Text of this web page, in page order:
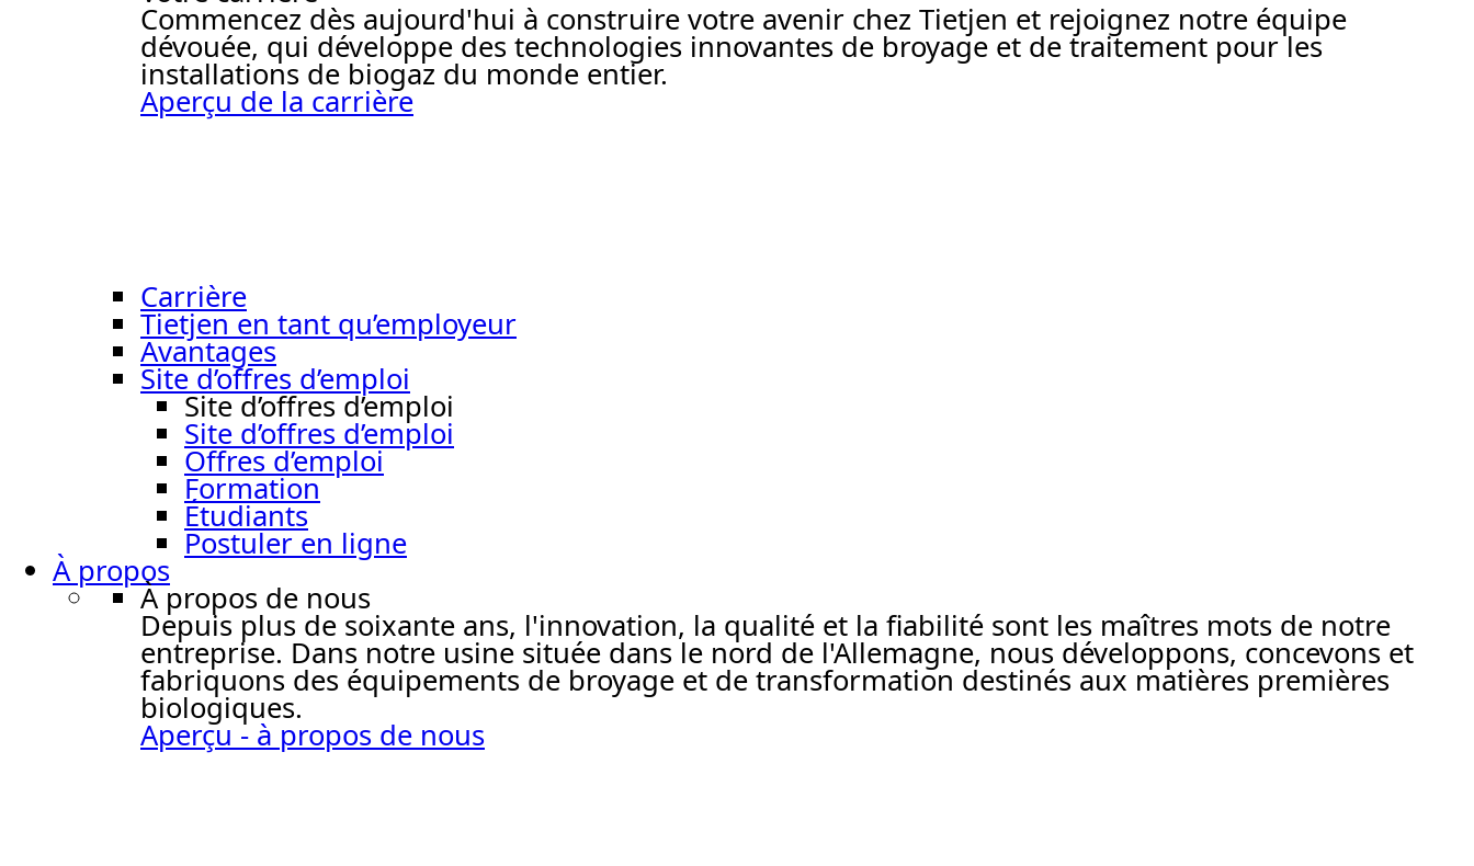
Commencez dès aujourd'hui à construire votre avenir chez Tietjen et rejoignez notre équipe
dévouée, qui développe des technologies innovantes de broyage et de traitement pour les
installations de biogaz du monde entier.
Aperçu de la carrière
Carrière
Tietjen en tant qu’employeur
Avantages
Site d’offres d’emploi
Site d’offres d’emploi
Site d’offres d’emploi
Offres d’emploi
Formation
Étudiants
Postuler en ligne
À propos
À propos de nous
Depuis plus de soixante ans, l'innovation, la qualité et la fiabilité sont les maîtres mots de notre
entreprise. Dans notre usine située dans le nord de l'Allemagne, nous développons, concevons et
fabriquons des équipements de broyage et de transformation destinés aux matières premières
biologiques.
Aperçu - à propos de nous